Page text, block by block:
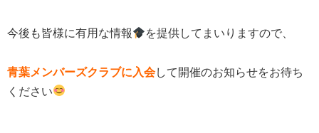
今後も皆様に有用な情報 を提供してまいりますので、
青葉メンバーズクラブに入会して開催のお知らせをお待ち
ください